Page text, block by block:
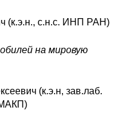
(к.э.н., с.н.с. ИНП РАН)
на мировую
(к.э.н, зав.лаб.